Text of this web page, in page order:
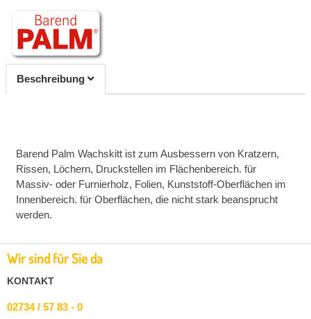
Beschreibung
Barend Palm Wachskitt ist zum Ausbessern von Kratzern,
Rissen, Löchern, Druckstellen im Flächenbereich. für
Massiv- oder Furnierholz, Folien, Kunststoff-Oberflächen im
Innenbereich. für Oberflächen, die nicht stark beansprucht
werden.
Wir sind für Sie da
KONTAKT
02734 / 57 83 - 0